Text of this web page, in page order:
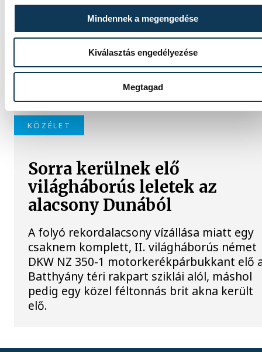
Mindennek a megengedése
Kiválasztás engedélyezése
Megtagad
Meglepték az elemzőket a
júliusi inflációs adatok
Hatalmas meglepetésként értékelték az
elemzők a júliusi, 1,2 százalékos inflációs
KÖZÉLET
Sorra kerülnek elő
világháborús leletek az
alacsony Dunából
A folyó rekordalacsony vízállása miatt egy
csaknem komplett, II. világháborús német
DKW NZ 350-1 motorkerékpárbukkant elő
Batthyány téri rakpart sziklái alól, máshol
pedig egy közel féltonnás brit akna került
elő.